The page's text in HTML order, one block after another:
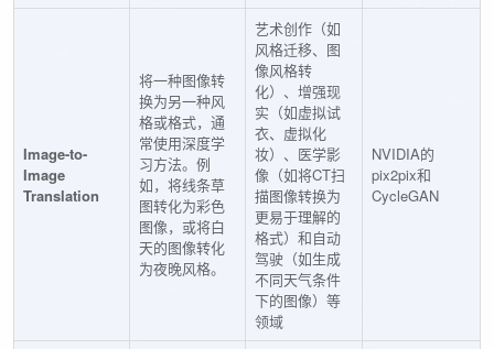
Image-to-
Image
Translation
将一种图像转
换为另一种风
格或格式，通
常使用深度学
习方法。例
如，将线条草
图转化为彩色
图像，或将白
天的图像转化
为夜晚风格。
艺术创作（如
风格迁移、图
像风格转
化）、增强现
实（如虚拟试
衣、虚拟化
妆）、医学影
像（如将CT扫
描图像转换为
更易于理解的
格式）和自动
驾驶（如生成
不同天气条件
下的图像）等
领域
NVIDIA的
pix2pix和
CycleGAN